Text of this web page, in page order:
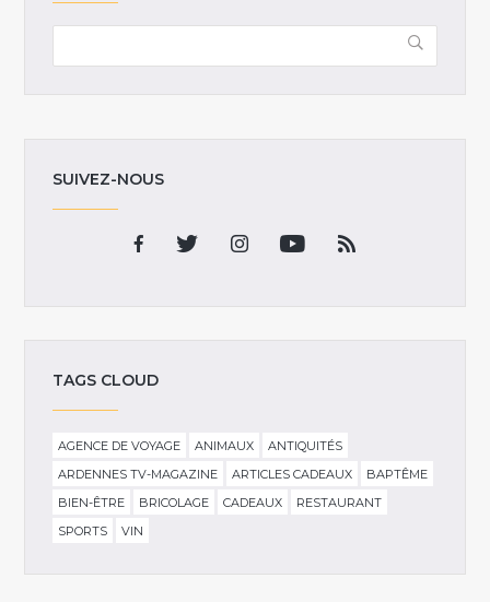
SUIVEZ-NOUS
TAGS CLOUD
AGENCE DE VOYAGE ANIMAUX
ANTIQUITÉS
ARDENNES TV-MAGAZINE
ARTICLES CADEAUX
BAPTÊME
BIEN-ÊTRE
BRICOLAGE CADEAUX
RESTAURANT
SPORTS
VIN